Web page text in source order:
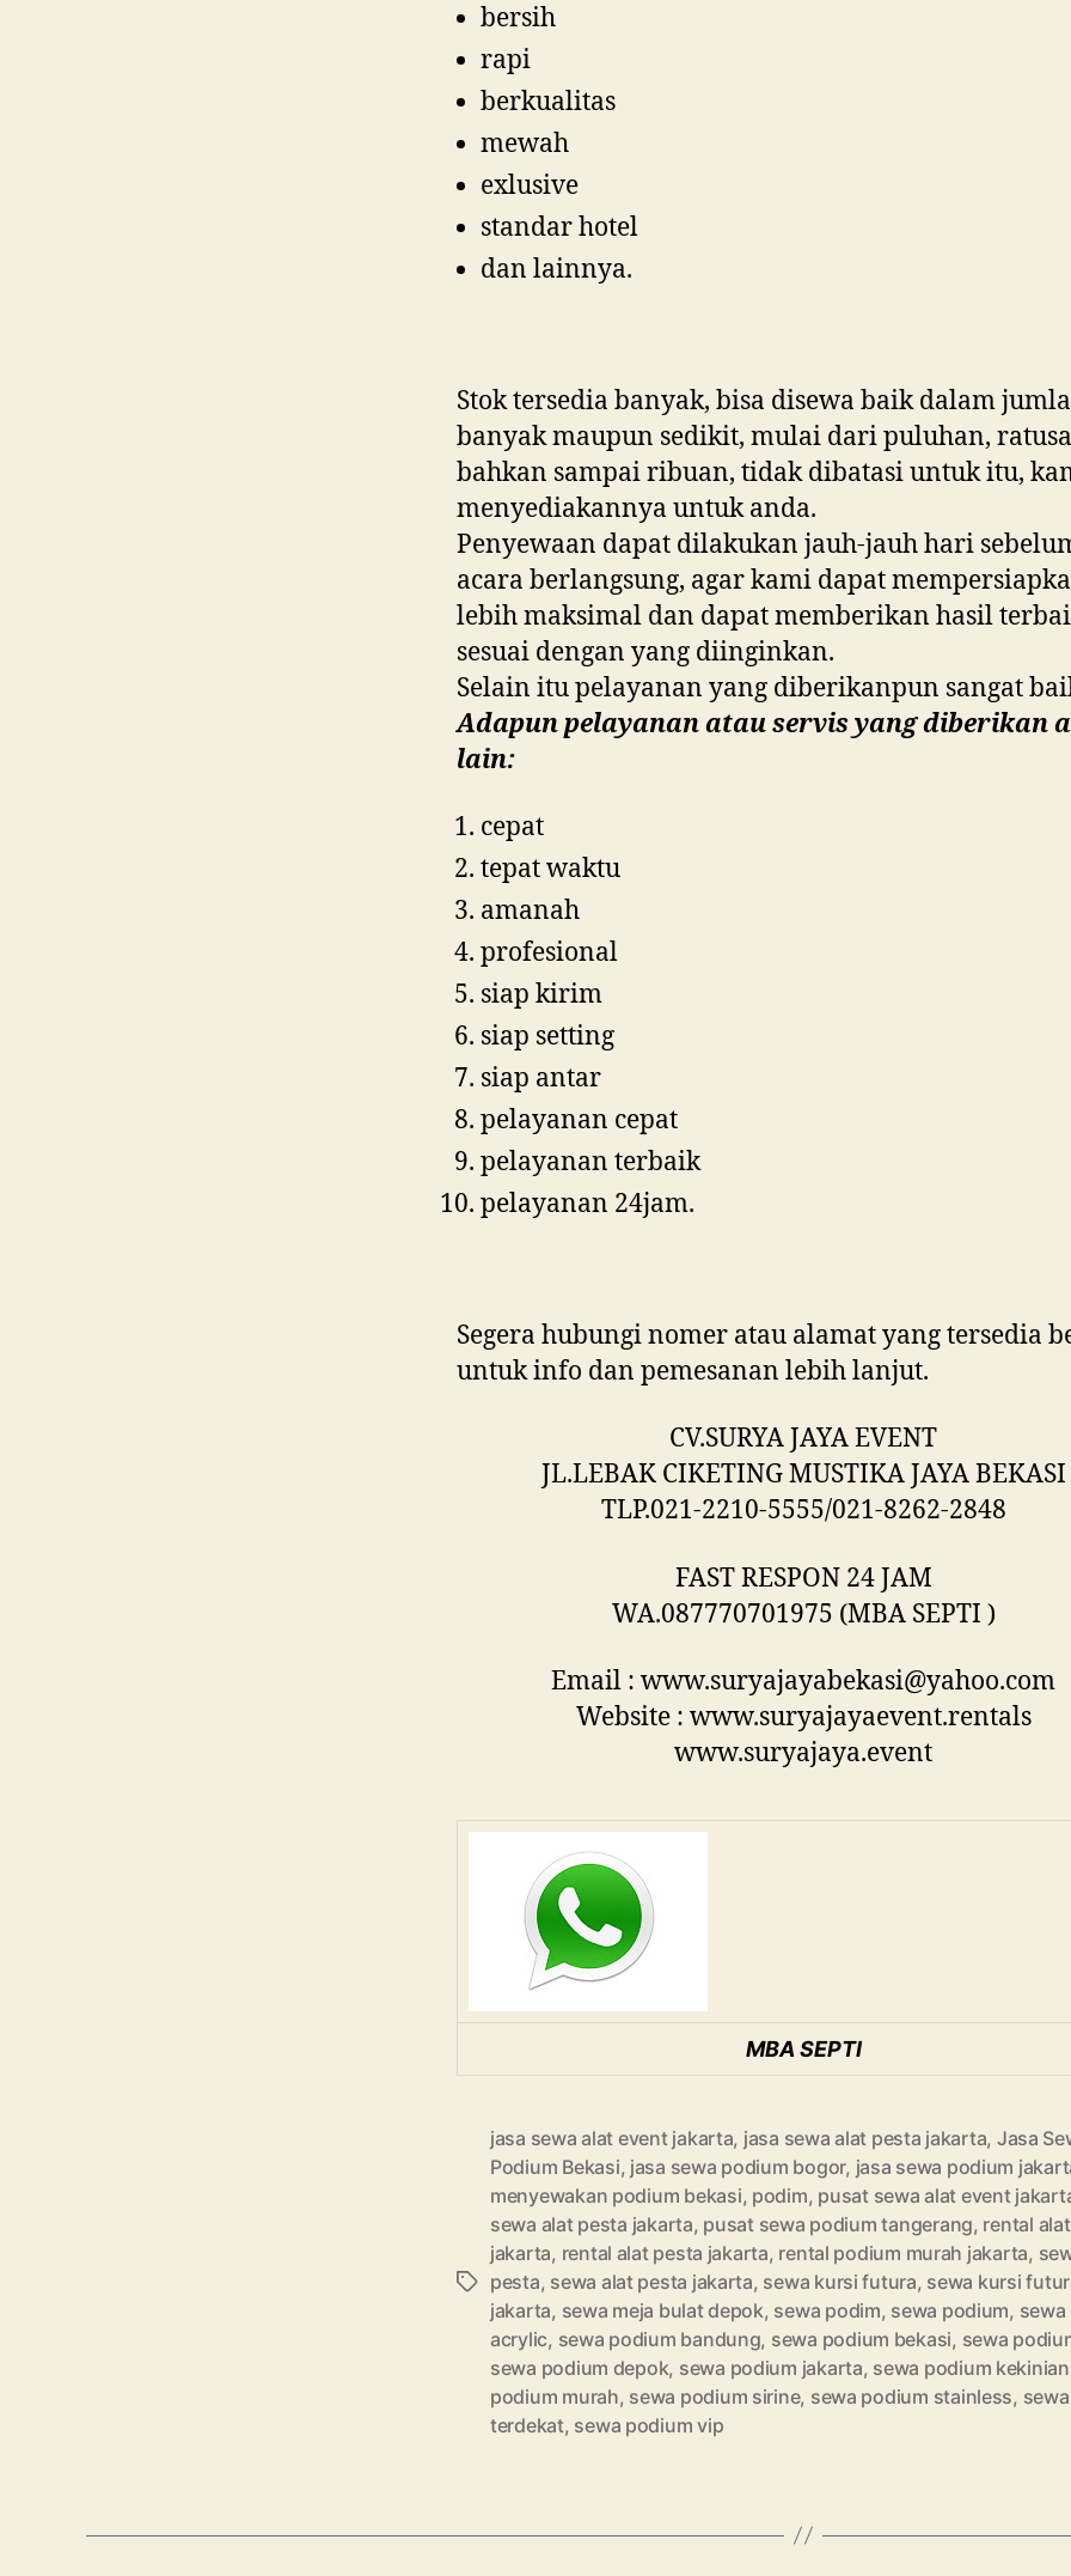
bersih
rapi
berkualitas
mewah
exlusive
standar hotel
dan lainnya.
Stok tersedia banyak, bisa disewa baik dalam
banyak maupun sedikit, mulai dari puluhan,
bahkan sampai ribuan, tidak dibatasi untuk itu,
menyediakannya untuk anda.
Penyewaan dapat dilakukan jauh-jauh hari
acara berlangsung, agar kami dapat
lebih maksimal dan dapat memberikan hasil
sesuai dengan yang diinginkan.
Selain itu pelayanan yang diberikanpun sangat
Adapun pelayanan atau servis yang diberikan
lain:
cepat
tepat waktu
amanah
profesional
siap kirim
siap setting
siap antar
pelayanan cepat
pelayanan terbaik
pelayanan 24jam.
Segera hubungi nomer atau alamat yang tersedia
untuk info dan pemesanan lebih lanjut.
CV.SURYA JAYA EVENT
JL.LEBAK CIKETING MUSTIKA JAYA BEKASI
TLP.021-2210-5555/021-8262-2848
FAST RESPON 24 JAM
WA.087770701975 (MBA SEPTI )
Email : www.suryajayabekasi@yahoo.com
Website : www.suryajayaevent.rentals
www.suryajaya.event
MBA SEPTI
Tags
jasa sewa alat event jakarta, jasa sewa alat pesta jakarta, Jasa
Podium Bekasi, jasa sewa podium bogor, jasa sewa podium
menyewakan podium bekasi, podim, pusat sewa alat event
sewa alat pesta jakarta, pusat sewa podium tangerang, rental
jakarta, rental alat pesta jakarta, rental podium murah jakarta,
pesta, sewa alat pesta jakarta, sewa kursi futura, sewa kursi
jakarta, sewa meja bulat depok, sewa podim, sewa podium,
acrylic, sewa podium bandung, sewa podium bekasi, sewa
sewa podium depok, sewa podium jakarta, sewa podium kekinian
podium murah, sewa podium sirine, sewa podium stainless,
terdekat, sewa podium vip